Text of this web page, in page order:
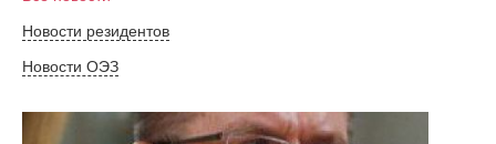
Новости резидентов
Новости ОЭЗ